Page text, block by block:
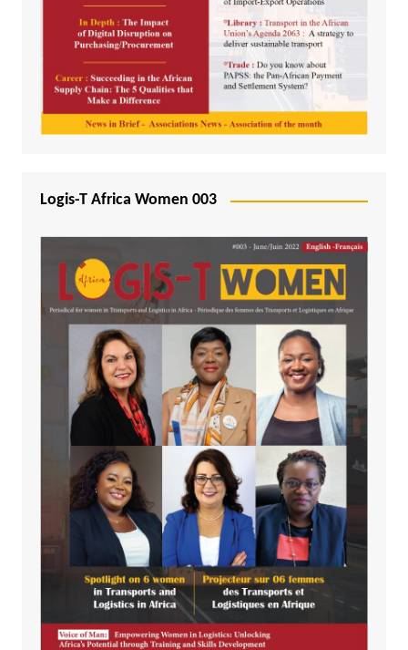
Logis-T Africa Women 003